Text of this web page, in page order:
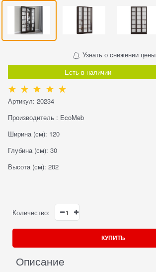
Узнать о снижении цены
Есть в наличии
Артикул: 20234
Производитель : EcoMeb
Ширина (см): 120
Глубина (см): 30
Высота (см): 202
Количество:
КУПИТЬ
Описание